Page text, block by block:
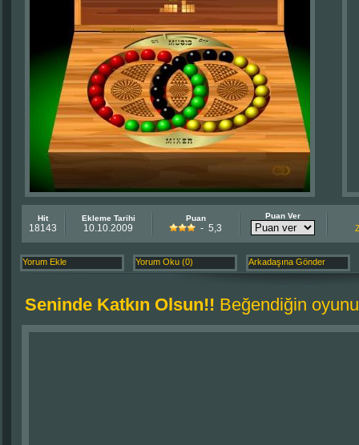
Hit
18143
Ekleme Tarihi
10.10.2009
Puan
- 5,3
Puan Ver
Yorum Ekle Yorum Oku (0) Arkadaşına Gönder
Seninde Katkın Olsun!! Beğendiğin